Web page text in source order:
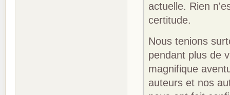
actuelle. Rien
certitude.
Nous tenions
pendant plus de
magnifique
auteurs et nos